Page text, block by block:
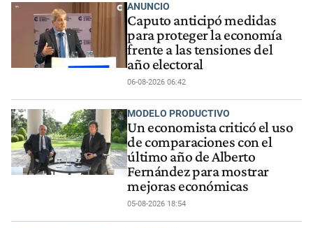
ANUNCIO
Caputo anticipó medidas
para proteger la economía
frente a las tensiones del
año electoral
06-08-2026 06:42
MODELO PRODUCTIVO
Un economista criticó el uso
de comparaciones con el
último año de Alberto
Fernández para mostrar
mejoras económicas
05-08-2026 18:54